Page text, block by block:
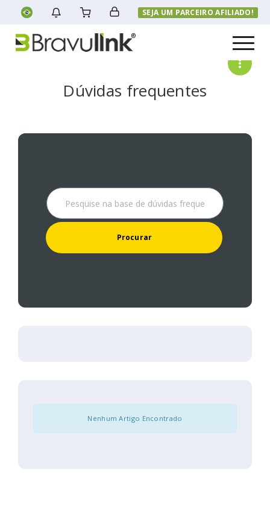
SEJA UM PARCEIRO AFILIADO!
Menu
Dúvidas frequentes
Nenhum Artigo Encontrado